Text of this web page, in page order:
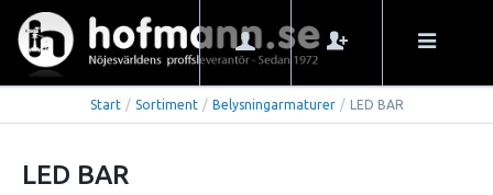
Start / Sortiment / Belysningarmaturer / LED BAR
LED BAR